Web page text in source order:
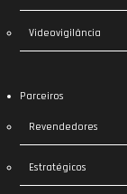
Videovigilância
Parceiros
Revendedores
Estratégicos